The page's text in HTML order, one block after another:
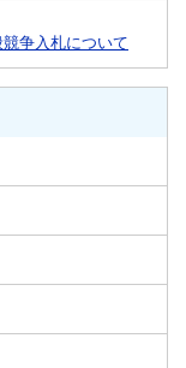
争入札について